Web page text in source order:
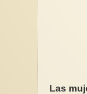
Las